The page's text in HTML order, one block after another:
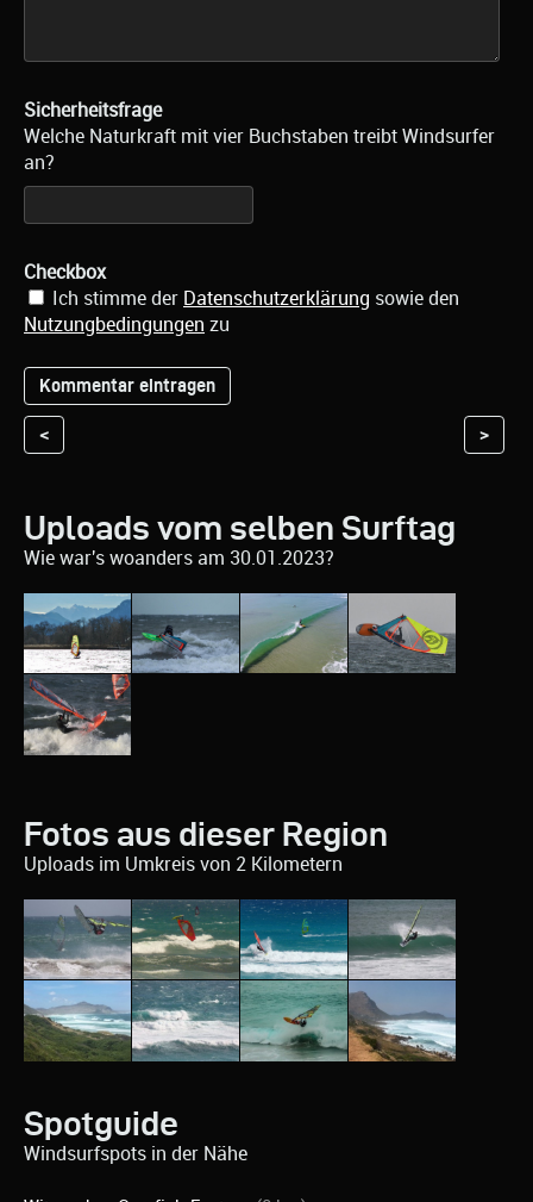
Sicherheitsfrage
Welche Naturkraft mit vier Buchstaben treibt Windsurfer
an?
Checkbox
Ich stimme der Datenschutzerklärung sowie den
Nutzungbedingungen zu
< >
Uploads vom selben Surftag
Wie war's woanders am 30.01.2023?
Fotos aus dieser Region
Uploads im Umkreis von 2 Kilometern
Spotguide
Windsurfspots in der Nähe